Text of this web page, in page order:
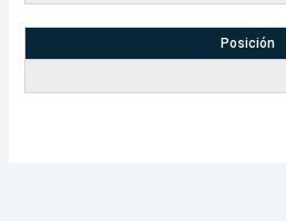
Posición